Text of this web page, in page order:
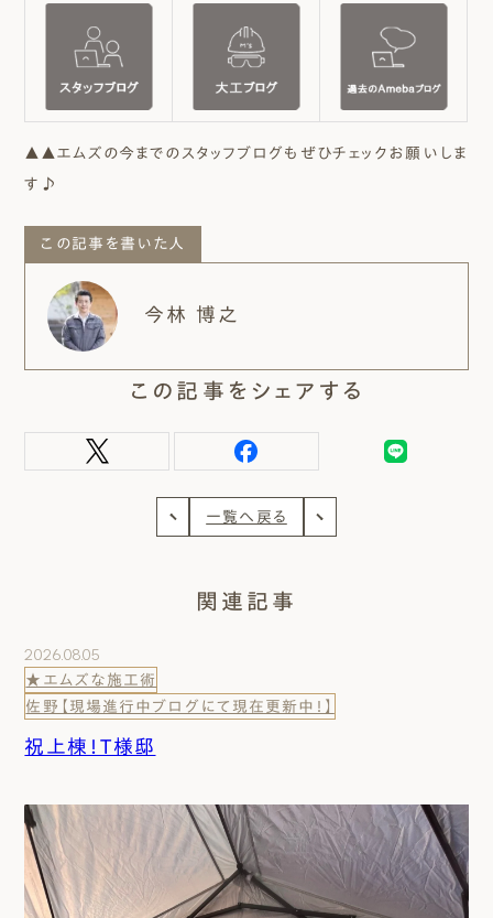
▲▲エムズの今までのスタッフブログもぜひチェックお願いしま
す♪
この記事を書いた人
今林 博之
この記事をシェアする
一覧へ戻る
関連記事
2026.08.05
★エムズな施工術
佐野【現場進行中ブログにて現在更新中！】
祝上棟！T様邸